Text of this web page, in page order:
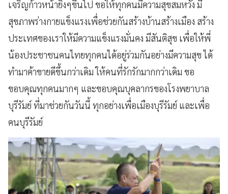
เจริญก้าวหน้ายิ่งๆขึ้นไป ขอให้ทุกคนมีความสุขสมหวัง มี
สุขภาพร่างกายแข็งแรงเพื่อช่วยกันสร้างบ้านสร้างเมือง สร้าง
ประเทศของเราให้มีความแข็งแรงมั่นคง มีสันติสุข เพื่อให้พี่
น้องประชาชนคนไทยทุกคนได้อยู่ร่วมกันอย่างมีความสุข ได้
ทำมาค้าขายดีขึ้นกว่าเดิม ให้คนที่รักรักมากกว่าเดิม ขอ
ขอบคุณทุกคนมากๆ และขอบคุณบุคลากรของโรงพยาบาล
บุรีรัมย์ ที่มาช่วยกันวันนี้ ทุกอย่างเพื่อเมืองบุรีรัมย์ และเพื่อ
คนบุรีรัมย์